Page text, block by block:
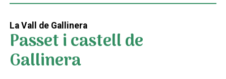
La Vall de Gallinera
Passet i castell de
Gallinera